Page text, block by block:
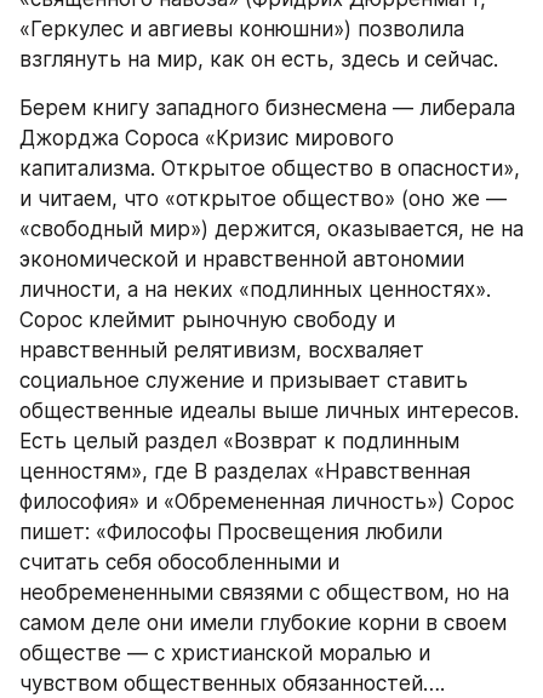
«Геркулес и авгиевы конюшни») позволила
взглянуть на мир, как он есть, здесь и сейчас.
Берем книгу западного бизнесмена — либерала
Джорджа Сороса «Кризис мирового
капитализма. Открытое общество в опасности»,
и читаем, что «открытое общество» (оно же —
«свободный мир») держится, оказывается, не на
экономической и нравственной автономии
личности, а на неких «подлинных ценностях».
Сорос клеймит рыночную свободу и
нравственный релятивизм, восхваляет
социальное служение и призывает ставить
общественные идеалы выше личных интересов.
Есть целый раздел «Возврат к подлинным
ценностям», где В разделах «Нравственная
философия» и «Обремененная личность») Сорос
пишет: «Философы Просвещения любили
считать себя обособленными и
необремененными связями с обществом, но на
самом деле они имели глубокие корни в своем
обществе — с христианской моралью и
чувством общественных обязанностей….